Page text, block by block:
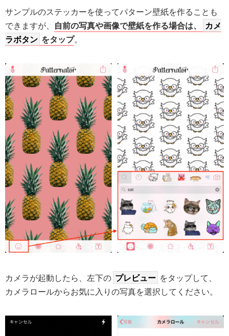
サンプルのステッカーを使ってパターン壁紙を作ることも
できますが、 自前の写真や画像で壁紙を作る場合は、
カメ
ラボタン をタップ。
カメラが起動したら、左下の プレビュー をタップして、
カメラロールからお気に入りの写真を選択してください。